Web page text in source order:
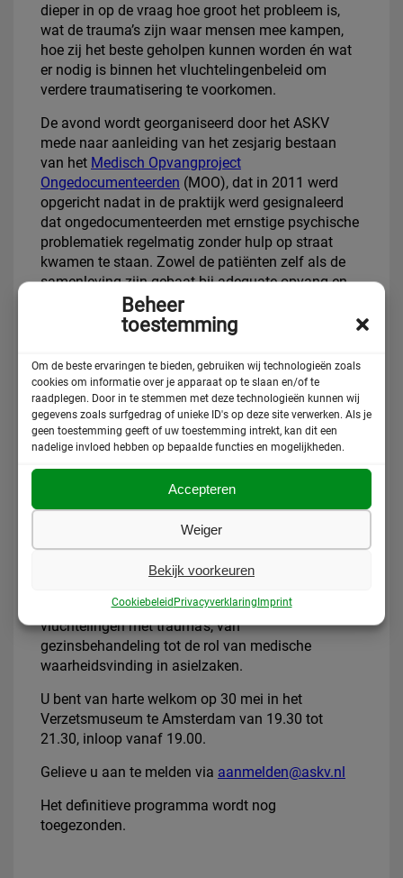
Beheer
toestemming
Om de beste ervaringen te bieden, gebruiken wij technologieën zoals
cookies om informatie over je apparaat op te slaan en/of te
raadplegen. Door in te stemmen met deze technologieën kunnen wij
gegevens zoals surfgedrag of unieke ID's op deze site verwerken. Als je
geen toestemming geeft of uw toestemming intrekt, kan dit een
nadelige invloed hebben op bepaalde functies en mogelijkheden.
Accepteren
Weiger
Bekijk voorkeuren
CookiebeleidPrivacyverklaringImprint
dieper in op de vraag hoe groot het probleem is,
wat de trauma’s zijn waar mensen mee kampen,
hoe zij het beste geholpen kunnen worden én wat
er nodig is binnen het vluchtelingenbeleid om
verdere traumatisering te voorkomen.
De avond wordt georganiseerd door het ASKV
mede naar aanleiding van het zesjarig bestaan
van het Medisch Opvangproject
Ongedocumenteerden (MOO), dat in 2011 werd
opgericht nadat in de praktijk werd gesignaleerd
dat ongedocumenteerden met ernstige psychische
problematiek regelmatig zonder hulp op straat
kwamen te staan. Zowel de patiënten zelf als de
samenleving zijn gebaat bij adequate opvang en
begeleiding voor deze groep. Vanuit een stabiele
onderdaksituatie kan aan een passend en
succesvol toekomsttraject gewerkt worden.
De avond opent met een lezing van Pim Scholte,
psychiater en de oprichter van Equator Foundation,
een organisatie voor psychiatrische behandeling
van getraumatiseerde vluchtelingen en
slachtoffers van mensenhandel. Als expert op het
gebied van psychosociale problematiek van en
rond asielzoekers/vluchtelingen heeft Pim Scholte
innovatieve behandelmethoden voor deze
doelgroepen ontwikkeld.
Na de lezing worden verschillende
organisaties die directe hulpverlening bieden aan
vluchtelingen met trauma’s, van
gezinsbehandeling tot de rol van medische
waarheidsvinding in asielzaken.
U bent van harte welkom op 30 mei in het
Verzetsmuseum te Amsterdam van 19.30 tot
21.30, inloop vanaf 19.00.
Gelieve u aan te melden via aanmelden@askv.nl
Het definitieve programma wordt nog
toegezonden.